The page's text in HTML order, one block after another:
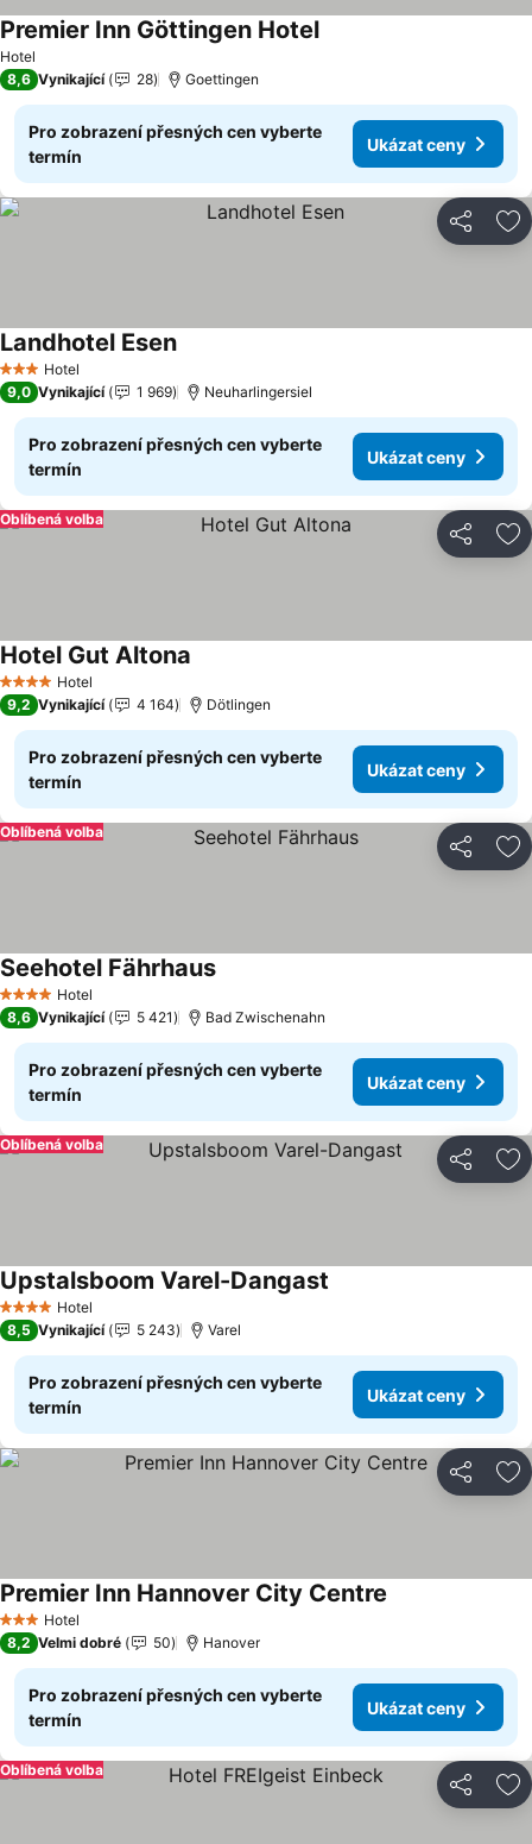
Hotel
Premier Inn Göttingen Hotel
8,6 Vynikající 28 Goettingen
Pro zobrazení přesných cen vyberte
termín
Ukázat ceny
Sdílet
3 Počet hvězdiček
Hotel
Landhotel Esen
9,0 Vynikající 1 969 Neuharlingersiel
Pro zobrazení přesných cen vyberte
termín
Ukázat ceny
Sdílet
Oblíbená volba
4 Počet hvězdiček
Hotel
Hotel Gut Altona
9,2 Vynikající 4 164 Dötlingen
Pro zobrazení přesných cen vyberte
termín
Ukázat ceny
Sdílet
Oblíbená volba
4 Počet hvězdiček
Hotel
Seehotel Fährhaus
8,6 Vynikající 5 421 Bad Zwischenahn
Pro zobrazení přesných cen vyberte
termín
Ukázat ceny
Sdílet
Oblíbená volba
4 Počet hvězdiček
Hotel
Upstalsboom Varel-Dangast
8,5 Vynikající 5 243 Varel
Pro zobrazení přesných cen vyberte
termín
Ukázat ceny
Sdílet
3 Počet hvězdiček
Hotel
Premier Inn Hannover City Centre
8,2 Velmi dobré 50 Hanover
Pro zobrazení přesných cen vyberte
termín
Ukázat ceny
Sdílet
Oblíbená volba